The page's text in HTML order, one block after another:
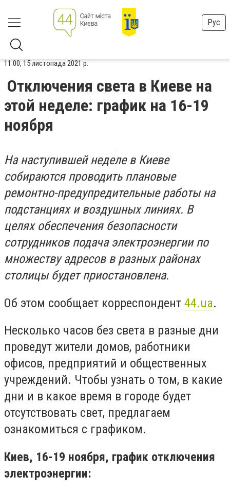
Рус
11:00, 15 листопада 2021 р.
Отключения света в Киеве на
этой неделе: график на 16-19
ноября
На наступившей неделе в Киеве
собираются проводить плановые
ремонтно-предупредительные работы на
подстанциях и воздушных линиях. В
целях обеспечения безопасности
сотрудников подача электроэнергии по
множеству адресов в разных районах
столицы будет приостановлена.
Об этом сообщает корреспондент 44.ua.
Несколько часов без света в разные дни
проведут жители домов, работники
офисов, предприятий и общественных
учреждений. Чтобы узнать о том, в какие
дни и в какое время в городе будет
отсутствовать свет, предлагаем
ознакомиться с графиком.
Киев, 16-19 ноября, график отключения
электроэнергии: